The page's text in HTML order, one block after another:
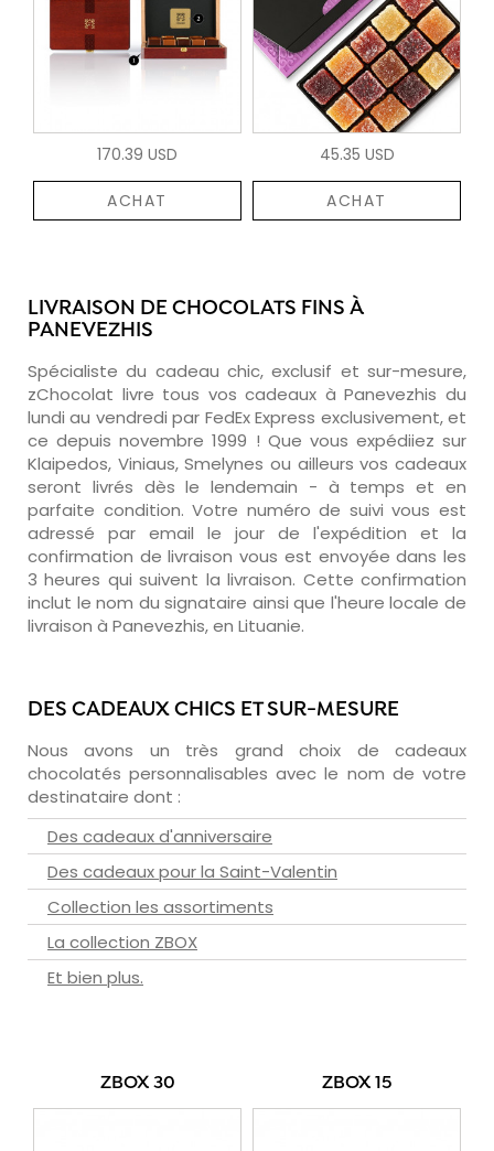
170.39 USD
ACHAT
45.35 USD
ACHAT
LIVRAISON DE CHOCOLATS FINS À
PANEVEZHIS
Spécialiste du cadeau chic, exclusif et sur-mesure,
zChocolat livre tous vos cadeaux à Panevezhis du
lundi au vendredi par FedEx Express exclusivement, et
ce depuis novembre 1999 ! Que vous expédiiez sur
Klaipedos, Viniaus, Smelynes ou ailleurs vos cadeaux
seront livrés dès le lendemain - à temps et en
parfaite condition. Votre numéro de suivi vous est
adressé par email le jour de l'expédition et la
confirmation de livraison vous est envoyée dans les
3 heures qui suivent la livraison. Cette confirmation
inclut le nom du signataire ainsi que l'heure locale de
livraison à Panevezhis, en Lituanie.
DES CADEAUX CHICS ET SUR-MESURE
Nous avons un très grand choix de cadeaux
chocolatés personnalisables avec le nom de votre
destinataire dont :
Des cadeaux d'anniversaire
Des cadeaux pour la Saint-Valentin
Collection les assortiments
La collection ZBOX
Et bien plus.
ZBOX 30 ZBOX 15